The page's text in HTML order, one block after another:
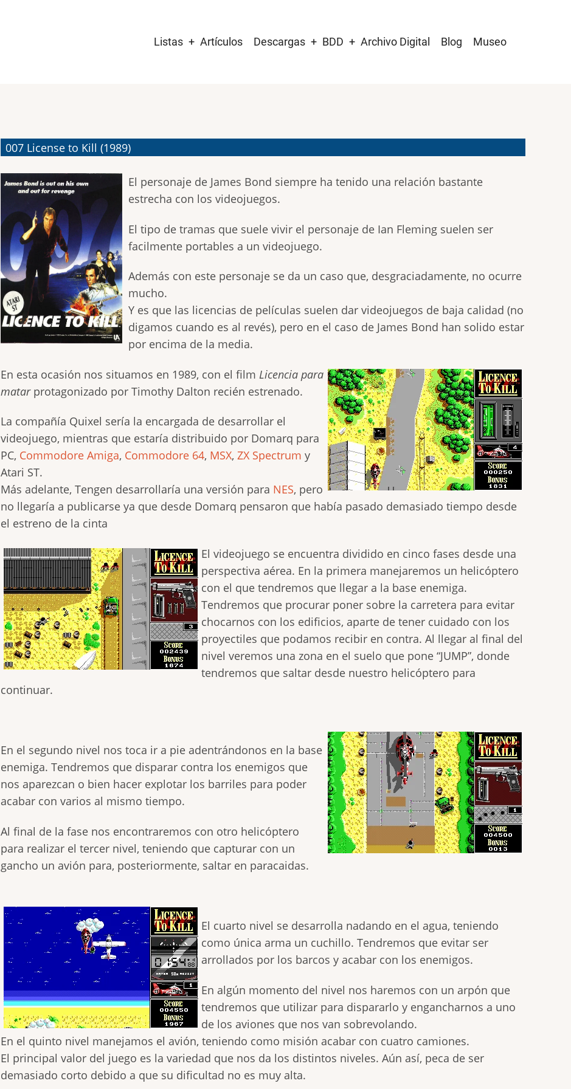
navigation
Listas Artículos Descargas BDD Archivo Digital Blog Museo
007 License to Kill (1989)
El personaje de James Bond siempre ha tenido una relación bastante
estrecha con los videojuegos.
El tipo de tramas que suele vivir el personaje de Ian Fleming suelen ser
facilmente portables a un videojuego.
Además con este personaje se da un caso que, desgraciadamente, no ocurre
mucho.
Y es que las licencias de películas suelen dar videojuegos de baja calidad (no
digamos cuando es al revés), pero en el caso de James Bond han solido estar
por encima de la media.
En esta ocasión nos situamos en 1989, con el film Licencia para
matarprotagonizado por Timothy Dalton recién estrenado.
La compañía Quixel sería la encargada de desarrollar el
videojuego, mientras que estaría distribuido por Domarq para
PC, Commodore Amiga, Commodore 64, MSX,ZX Spectrum y
Atari ST.
Más adelante, Tengen desarrollaría una versión para NES, pero
no llegaría a publicarse ya que desde Domarq pensaron que había pasado demasiado tiempo desde
el estreno de la cinta
El videojuego se encuentra dividido en cinco fases desde una
perspectiva aérea. En la primera manejaremos un helicóptero
con el que tendremos que llegar a la base enemiga.
Tendremos que procurar poner sobre la carretera para evitar
chocarnos con los edificios, aparte de tener cuidado con los
proyectiles que podamos recibir en contra. Al llegar al final del
nivel veremos una zona en el suelo que pone “JUMP”, donde
tendremos que saltar desde nuestro helicóptero para
continuar.
En el segundo nivel nos toca ir a pie adentrándonos en la base
enemiga. Tendremos que disparar contra los enemigos que
nos aparezcan o bien hacer explotar los barriles para poder
acabar con varios al mismo tiempo.
Al final de la fase nos encontraremos con otro helicóptero
para realizar el tercer nivel, teniendo que capturar con un
gancho un avión para, posteriormente, saltar en paracaidas.
El cuarto nivel se desarrolla nadando en el agua, teniendo
como única arma un cuchillo. Tendremos que evitar ser
arrollados por los barcos y acabar con los enemigos.
En algún momento del nivel nos haremos con un arpón que
tendremos que utilizar para dispararlo y engancharnos a uno
de los aviones que nos van sobrevolando.
En el quinto nivel manejamos el avión, teniendo como misión acabar con cuatro camiones.
El principal valor del juego es la variedad que nos da los distintos niveles. Aún así, peca de ser
demasiado corto debido a que su dificultad no es muy alta.